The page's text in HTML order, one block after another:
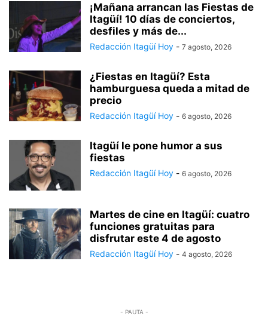
¡Mañana arrancan las Fiestas de
Itagüí! 10 días de conciertos,
desfiles y más de...
Redacción Itagüí Hoy - 7 agosto, 2026
¿Fiestas en Itagüí? Esta
hamburguesa queda a mitad de
precio
Redacción Itagüí Hoy - 6 agosto, 2026
Itagüí le pone humor a sus
fiestas
Redacción Itagüí Hoy - 6 agosto, 2026
Martes de cine en Itagüí: cuatro
funciones gratuitas para
disfrutar este 4 de agosto
Redacción Itagüí Hoy - 4 agosto, 2026
- PAUTA -